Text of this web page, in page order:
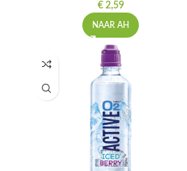
€2,59
NAAR AH